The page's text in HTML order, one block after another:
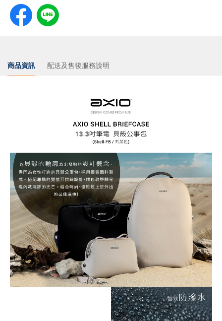
商品資訊 配送及售後服務說明